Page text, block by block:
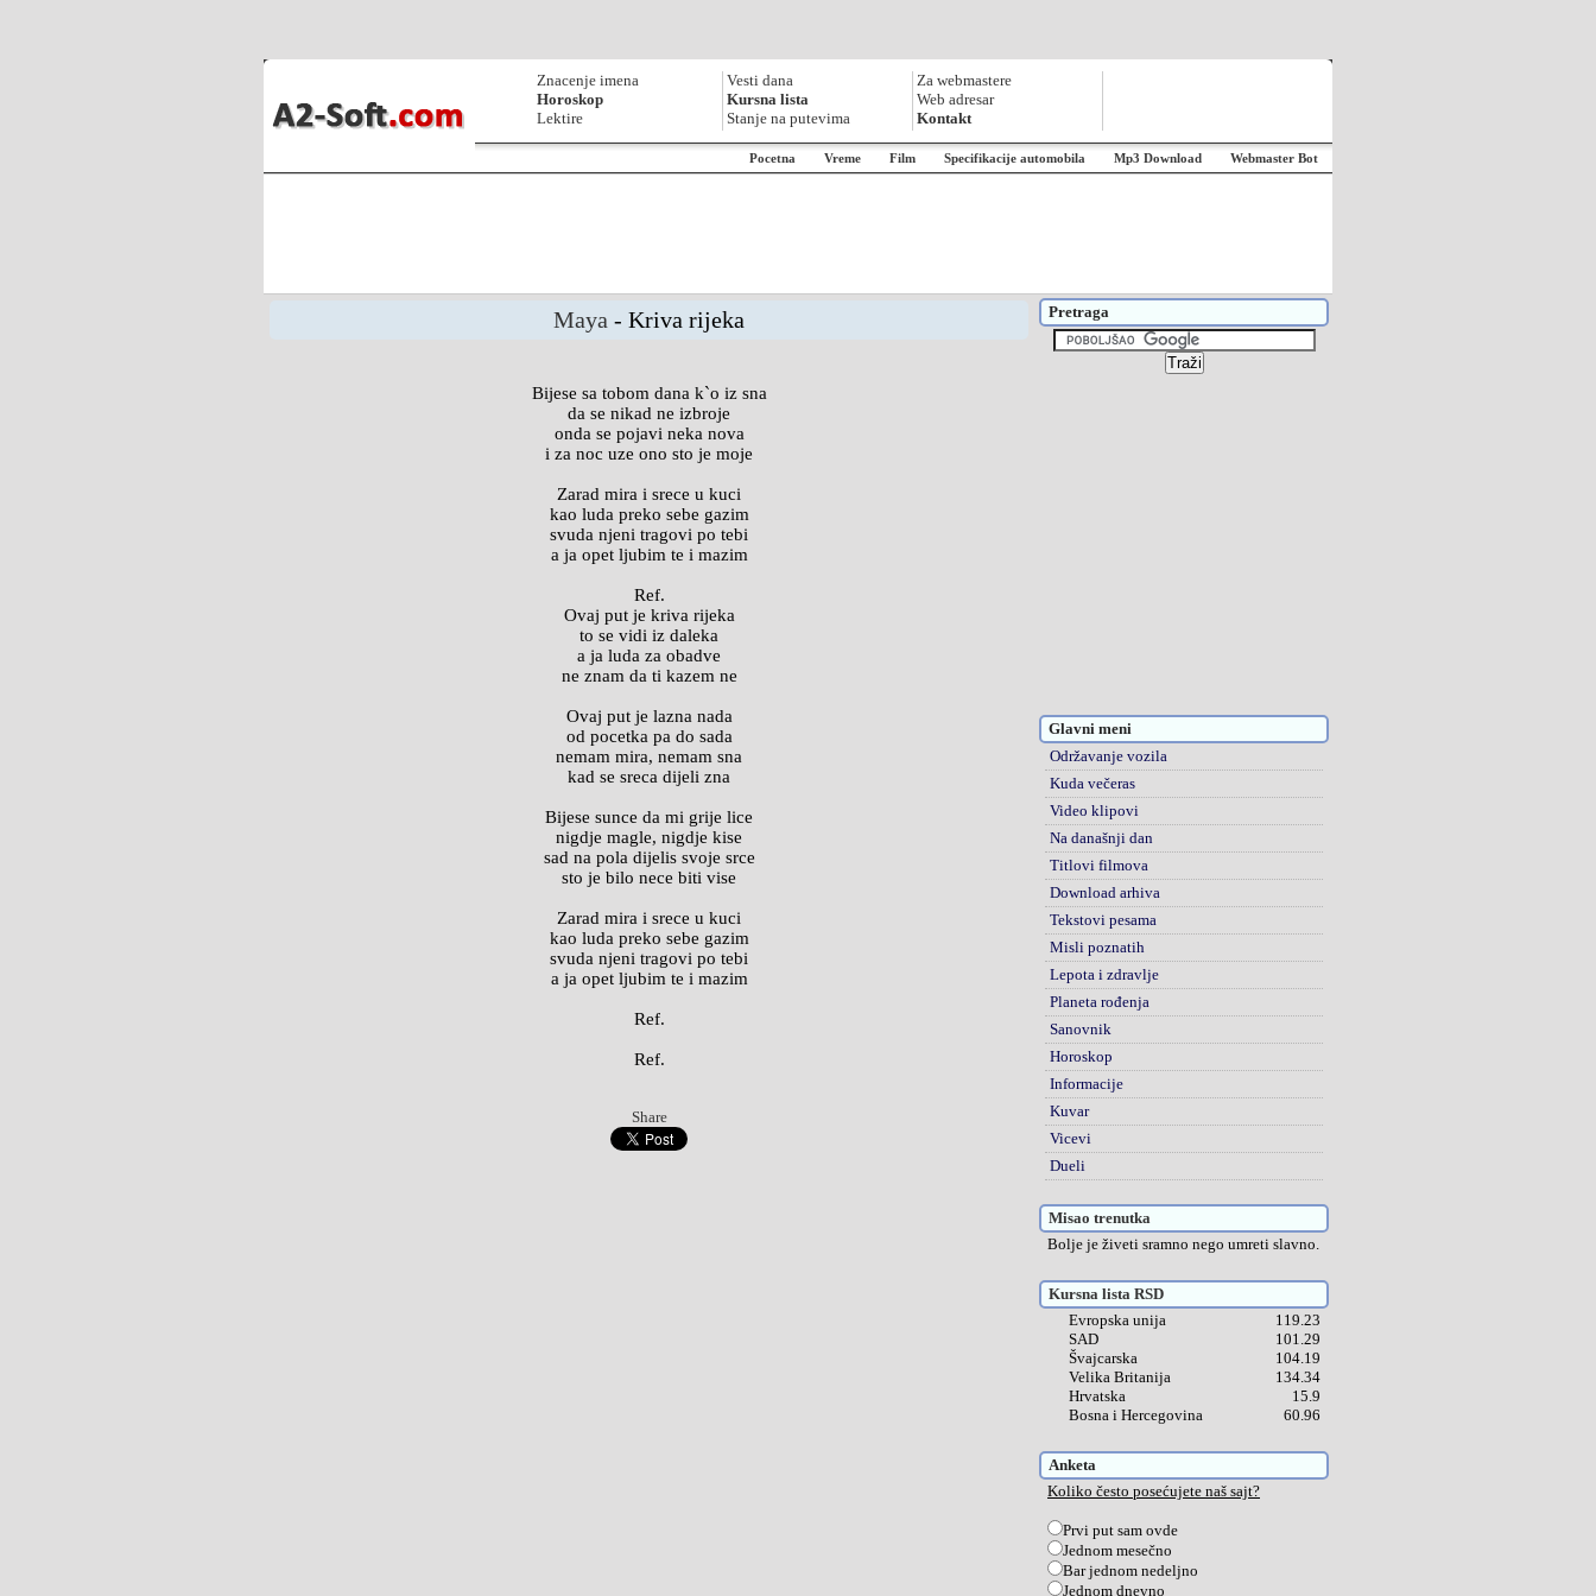
Znacenje imena
Horoskop
Lektire
Vesti dana
Kursna lista
Stanje na putevima
Za webmastere
Web adresar
Kontakt
Pocetna Vreme Film Specifikacije automobila Mp3 Download Webmaster Bot
Maya - Kriva rijeka
Bijese sa tobom dana k`o iz sna
da se nikad ne izbroje
onda se pojavi neka nova
i za noc uze ono sto je moje
Zarad mira i srece u kuci
kao luda preko sebe gazim
svuda njeni tragovi po tebi
a ja opet ljubim te i mazim
Ref.
Ovaj put je kriva rijeka
to se vidi iz daleka
a ja luda za obadve
ne znam da ti kazem ne
Ovaj put je lazna nada
od pocetka pa do sada
nemam mira, nemam sna
kad se sreca dijeli zna
Bijese sunce da mi grije lice
nigdje magle, nigdje kise
sad na pola dijelis svoje srce
sto je bilo nece biti vise
Zarad mira i srece u kuci
kao luda preko sebe gazim
svuda njeni tragovi po tebi
a ja opet ljubim te i mazim
Ref.
Ref.
Share
Pretraga
Glavni meni
Održavanje vozila
Kuda večeras
Video klipovi
Na današnji dan
Titlovi filmova
Download arhiva
Tekstovi pesama
Misli poznatih
Lepota i zdravlje
Planeta rođenja
Sanovnik
Horoskop
Informacije
Kuvar
Vicevi
Dueli
Misao trenutka
Bolje je živeti sramno nego umreti slavno.
Kursna lista RSD
Evropska unija
119.23
SAD
101.29
Švajcarska
104.19
Velika Britanija
134.34
Hrvatska
15.9
Bosna i Hercegovina
60.96
Anketa
Koliko često posećujete naš sajt?
Prvi put sam ovde
Jednom mesečno
Bar jednom nedeljno
Jednom dnevno